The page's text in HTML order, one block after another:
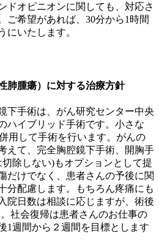
ドオピニオンに関しても、対応さ
ご希望があれば、30分から1時間
にいたします。
肺腫瘍）に対する治療方針
下手術は、がん研究センター中央
ハイブリッド手術です。小さな
用して手術を行います。がんの
えて、完全胸腔鏡下手術、開胸手
除しない)もオプションとして提
だけでなく、患者さんの予後に関
分配慮します。もちろん疼痛にも
院日数は相談に応じますが、術後
社会復帰は患者さんのお仕事の
1週間から２週間を目標とします